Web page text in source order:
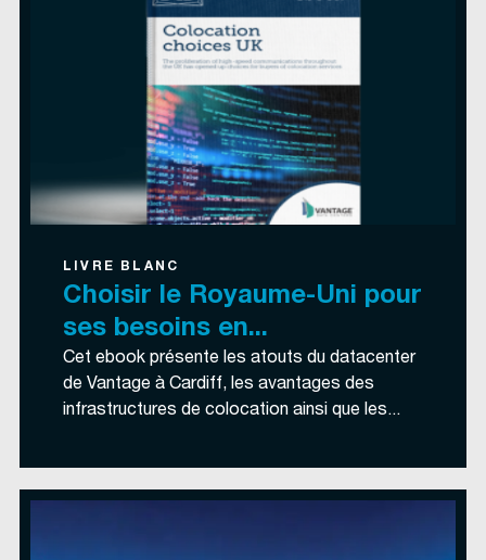
LIVRE BLANC
Choisir le Royaume-Uni pour
ses besoins en...
Cet ebook présente les atouts du datacenter
de Vantage à Cardiff, les avantages des
infrastructures de colocation ainsi que les...